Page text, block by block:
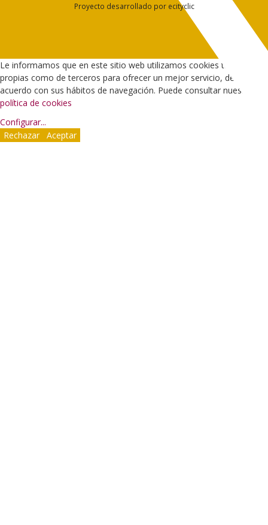
Proyecto desarrollado por ecityclic
Le informamos que en este sitio web utilizamos cookies tanto
propias como de terceros para ofrecer un mejor servicio, de
acuerdo con sus hábitos de navegación. Puede consultar nuestra
política de cookies
Configurar...
Rechazar
Aceptar